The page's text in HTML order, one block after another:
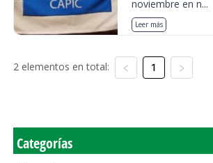
noviembre en n...
Leer más
2 elementos en total: 1
Categorías